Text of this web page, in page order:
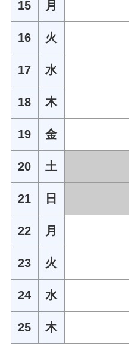
15 月
16 火
17 水
18 木
19 金
20 土
21 日
22 月
23 火
24 水
25 木